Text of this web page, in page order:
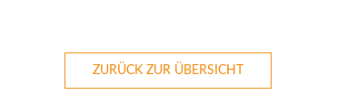
ZURÜCK ZUR ÜBERSICHT